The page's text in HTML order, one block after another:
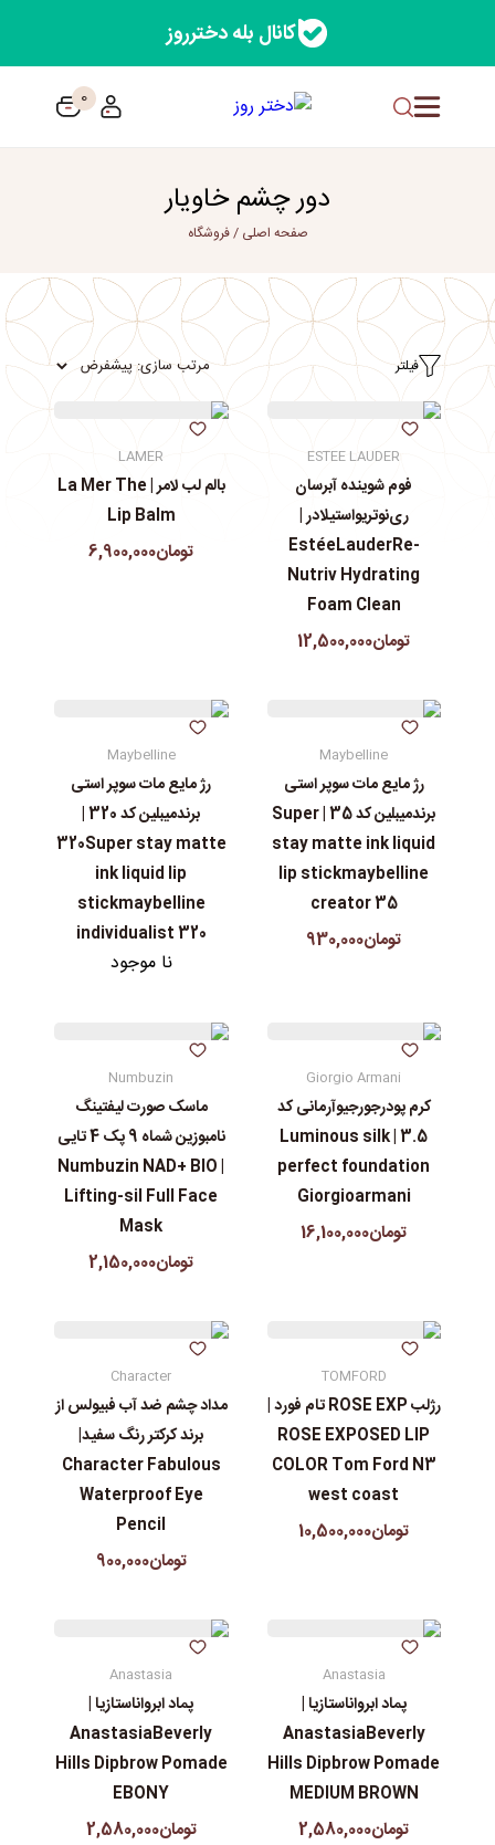
کانال بله دخترروز
0
دور چشم خاویار
صفحه اصلی /فروشگاه
فیلتر
ESTEE LAUDER
فوم شوینده آبرسان
ری‌نوتریواستیلادر |
EstéeLauderRe-
Nutriv Hydrating
Foam Clean
تومان12,500,000
LAMER
بالم لب لامر | La Mer The
Lip Balm
تومان6,900,000
Maybelline
رژ مایع مات سوپر استی‌
برندمیبلین کد 35 | Super
stay matte ink liquid
lip stickmaybelline
creator 35
تومان930,000
Maybelline
رژ مایع مات سوپر استی‌
برندمیبلین کد 320 |
320Super stay matte
ink liquid lip
stickmaybelline
individualist 320
نا موجود
Giorgio Armani
کرم پودرجورجیوآرمانی کد
3.5 | Luminous silk
perfect foundation
Giorgioarmani
تومان16,100,000
Numbuzin
ماسک صورت لیفتینگ
نامبوزین شماه 9 پک 4 تایی
| Numbuzin NAD+ BIO
Lifting-sil Full Face
Mask
تومان2,150,000
TOMFORD
رژلب ROSE EXP تام فورد |
ROSE EXPOSED LIP
COLOR Tom Ford N3
west coast
تومان10,500,000
Character
مداد چشم ضد آب فبیولس از
برند کرکتر رنگ سفید|
Character Fabulous
Waterproof Eye
Pencil
تومان900,000
Anastasia
پماد ابرواناستازیا |
AnastasiaBeverly
Hills Dipbrow Pomade
MEDIUM BROWN
تومان2,580,000
Anastasia
پماد ابرواناستازیا |
AnastasiaBeverly
Hills Dipbrow Pomade
EBONY
تومان2,580,000